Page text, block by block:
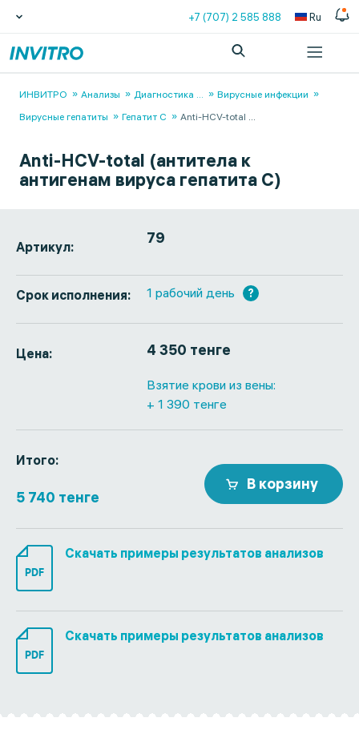
+7 (707) 2 585 888 Ru
ИНВИТРО Анализы Диагностика ...
Вирусные инфекции
Вирусные гепатиты
Гепатит C Anti-HCV-total ...
Anti-HCV-total (антитела к
антигенам вируса гепатита C)
Артикул: 79
Срок исполнения: 1 рабочий день ?
Цена: 4 350 тенге
Взятие крови из вены:
+ 1 390 тенге
Итого:
5 740 тенге
В корзину
PDF
Скачать примеры результатов анализов
PDF
Скачать примеры результатов анализов